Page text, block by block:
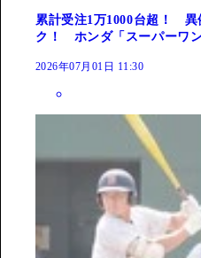
累計受注1万1000台超！ 異
ク！ ホンダ「スーパーワ
2026年07月01日 11:30